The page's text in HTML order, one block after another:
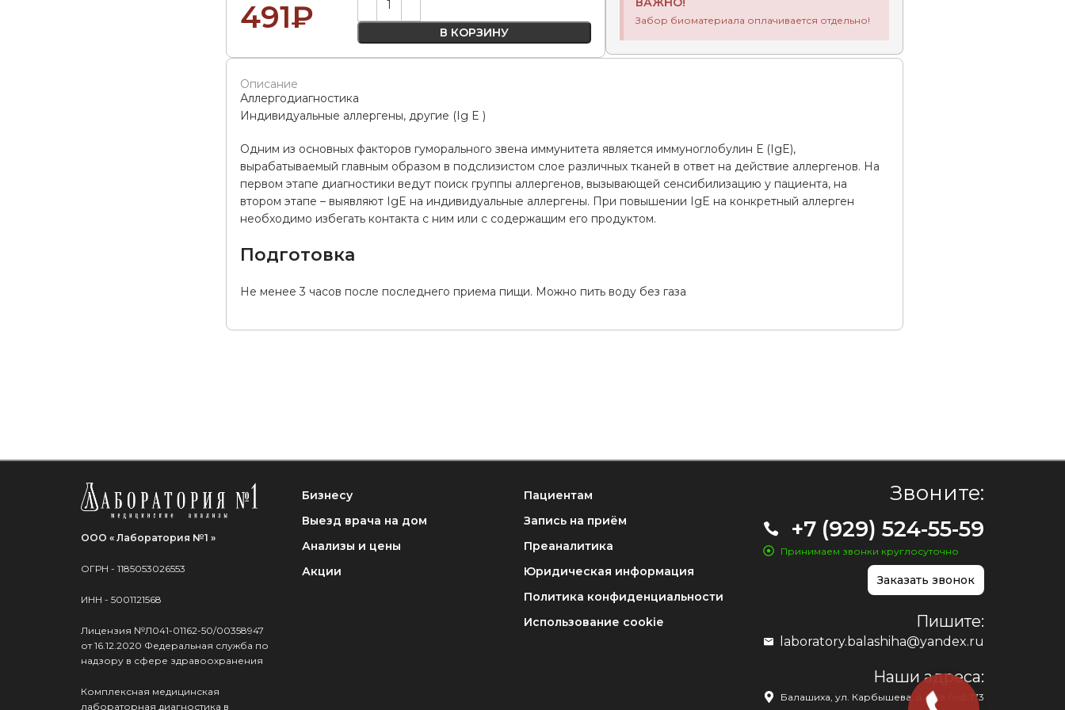
491₽ В КОРЗИНУ
Забор биоматериала оплачивается отдельно!
Описание
Аллергодиагностика
Индивидуальные аллергены, другие (Ig E )
Одним из основных факторов гуморального звена иммунитета является иммуноглобулин Е (IgE),
вырабатываемый главным образом в подслизистом слое различных тканей в ответ на действие аллергенов. На
первом этапе диагностики ведут поиск группы аллергенов, вызывающей сенсибилизацию у пациента, на
втором этапе – выявляют IgE на индивидуальные аллергены. При повышении IgE на конкретный аллерген
необходимо избегать контакта с ним или с содержащим его продуктом.
Подготовка
Не менее 3 часов после последнего приема пищи. Можно пить воду без газа
ООО « Лаборатория №1 »
ОГРН - 1185053026553
ИНН - 5001121568
Лицензия №Л041-01162-50/00358947
от 16.12.2020 Федеральная служба по
надзору в сфере здравоохранения
Комплексная медицинская
лабораторная диагностика в
Бизнесу
Выезд врача на дом
Анализы и цены
Акции
Пациентам
Запись на приём
Преаналитика
Юридическая информация
Политика конфиденциальности
Использование cookie
Звоните:
+7 (929) 524-55-59
Принимаем звонки круглосуточно
Заказать звонок
Пишите:
laboratory.balashiha@yandex.ru
Наши адреса:
Балашиха, ул. Карбышева, д. 1, кв./оф.173